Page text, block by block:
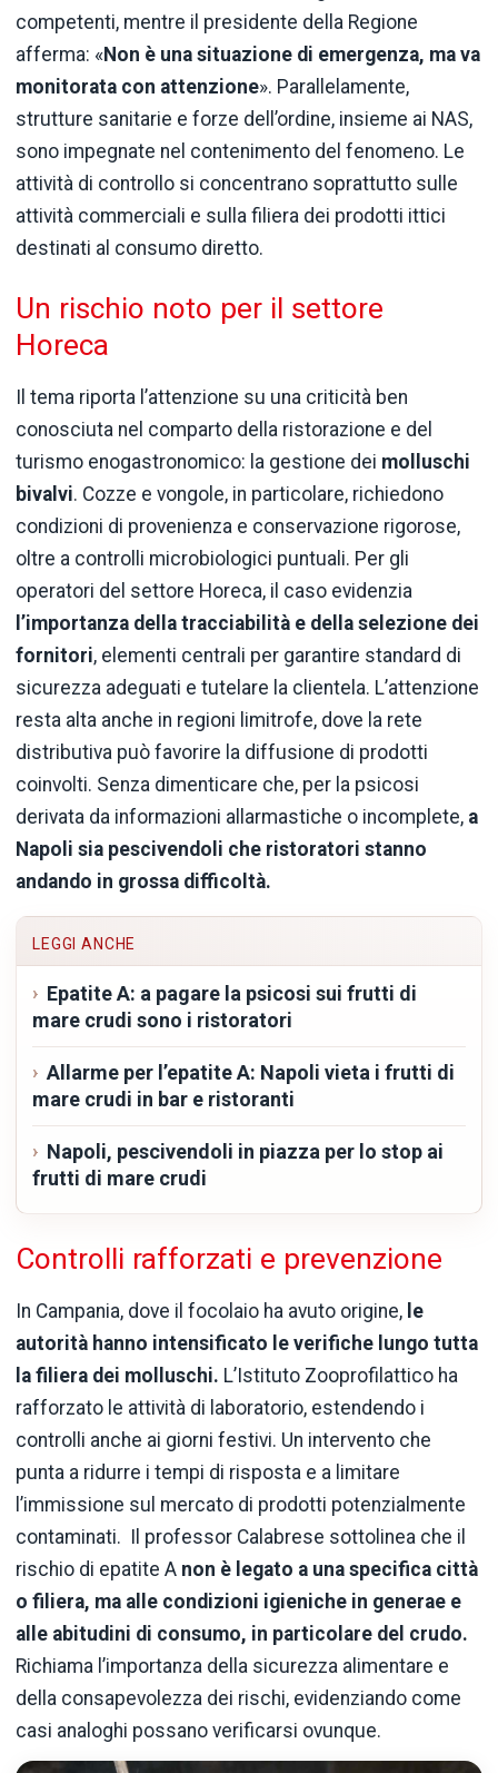
competenti, mentre il presidente della Regione
afferma: «Non è una situazione di emergenza, ma va
monitorata con attenzione». Parallelamente,
strutture sanitarie e forze dell’ordine, insieme ai NAS,
sono impegnate nel contenimento del fenomeno. Le
attività di controllo si concentrano soprattutto sulle
attività commerciali e sulla filiera dei prodotti ittici
destinati al consumo diretto.
Un rischio noto per il settore
Horeca
Il tema riporta l’attenzione su una criticità ben
conosciuta nel comparto della ristorazione e del
turismo enogastronomico: la gestione dei molluschi
bivalvi. Cozze e vongole, in particolare, richiedono
condizioni di provenienza e conservazione rigorose,
oltre a controlli microbiologici puntuali. Per gli
operatori del settore Horeca, il caso evidenzia
l’importanza della tracciabilità e della selezione dei
fornitori, elementi centrali per garantire standard di
sicurezza adeguati e tutelare la clientela. L’attenzione
resta alta anche in regioni limitrofe, dove la rete
distributiva può favorire la diffusione di prodotti
coinvolti. Senza dimenticare che, per la psicosi
derivata da informazioni allarmastiche o incomplete, a
Napoli sia pescivendoli che ristoratori stanno
andando in grossa difficoltà.
LEGGI ANCHE
Epatite A: a pagare la psicosi sui frutti di
mare crudi sono i ristoratori
Allarme per l’epatite A: Napoli vieta i frutti di
mare crudi in bar e ristoranti
Napoli, pescivendoli in piazza per lo stop ai
frutti di mare crudi
Controlli rafforzati e prevenzione
In Campania, dove il focolaio ha avuto origine, le
autorità hanno intensificato le verifiche lungo tutta
la filiera dei molluschi. L’Istituto Zooprofilattico ha
rafforzato le attività di laboratorio, estendendo i
controlli anche ai giorni festivi. Un intervento che
punta a ridurre i tempi di risposta e a limitare
l’immissione sul mercato di prodotti potenzialmente
contaminati. Il professor Calabrese sottolinea che il
rischio di epatite A non è legato a una specifica città
o filiera, ma alle condizioni igieniche in generae e
alle abitudini di consumo, in particolare del crudo.
Richiama l’importanza della sicurezza alimentare e
della consapevolezza dei rischi, evidenziando come
casi analoghi possano verificarsi ovunque.